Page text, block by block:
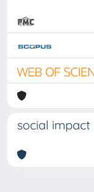
social impact